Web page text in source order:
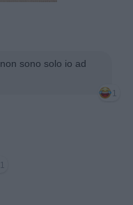
sono solo io ad
1